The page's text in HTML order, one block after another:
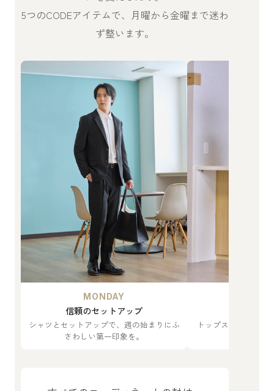
5つのCODEアイテムで、月曜から金曜まで迷わ
ず整います。
MONDAY
信頼のセットアップ
シャツとセットアップで、週の始まりにふ
さわしい第一印象を。
トップスをTシャツ